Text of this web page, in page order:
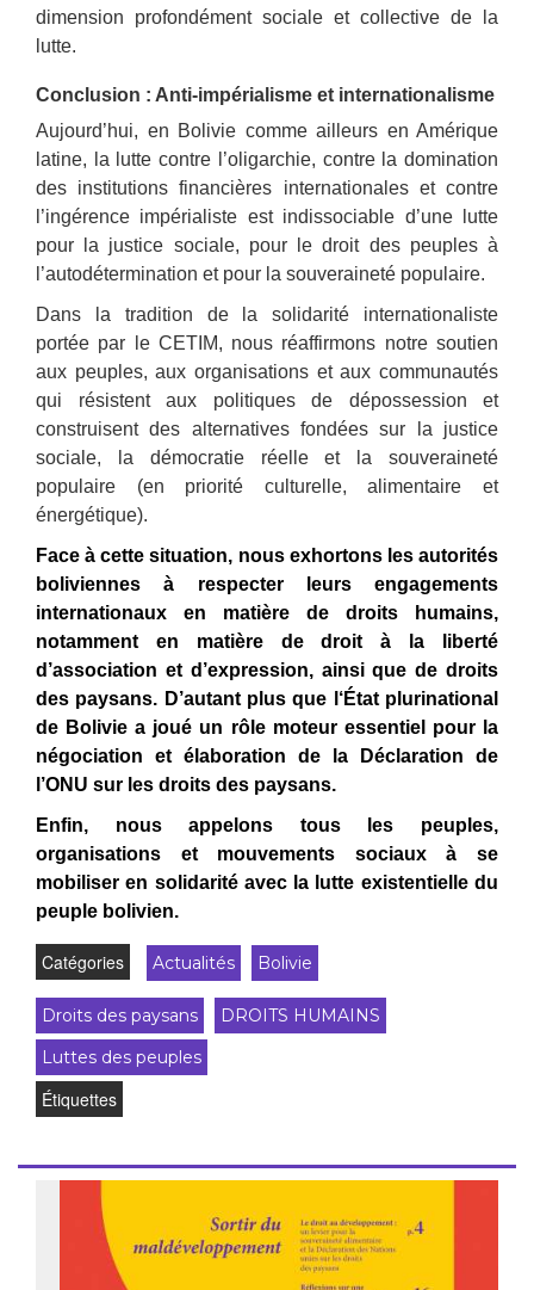
dimension profondément sociale et collective de la
lutte.
Conclusion : Anti-impérialisme et internationalisme
Aujourd’hui, en Bolivie comme ailleurs en Amérique
latine, la lutte contre l’oligarchie, contre la domination
des institutions financières internationales et contre
l’ingérence impérialiste est indissociable d’une lutte
pour la justice sociale, pour le droit des peuples à
l’autodétermination et pour la souveraineté populaire.
Dans la tradition de la solidarité internationaliste
portée par le CETIM, nous réaffirmons notre soutien
aux peuples, aux organisations et aux communautés
qui résistent aux politiques de dépossession et
construisent des alternatives fondées sur la justice
sociale, la démocratie réelle et la souveraineté
populaire (en priorité culturelle, alimentaire et
énergétique).
Face à cette situation, nous exhortons les autorités
boliviennes à respecter leurs engagements
internationaux en matière de droits
humains,
notamment en matière dedroit à la liberté
d’association et d’expression, ainsi quede droits
des paysans. D’autant plus que l ‘État plurinational
de Bolivie a joué un rôle moteur essentiel pour la
négociation et élaboration de la Déclaration de
l’ONU sur les droits des paysans.
Enfin, nous appelons tous les peuples,
organisations et mouvements sociaux à se
mobiliser en solidarité avec la lutte existentielle du
peuple bolivien.
Catégories Actualités Bolivie
Droits des paysans
DROITS HUMAINS
Luttes des peuples
Étiquettes